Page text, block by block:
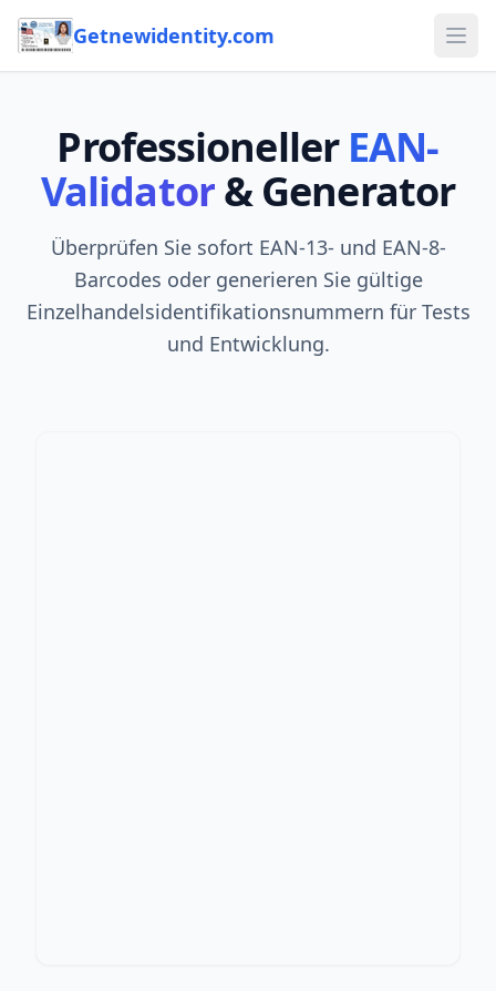
Getnewidentity.com
Professioneller EAN-
Validator& Generator
Überprüfen Sie sofort EAN-13- und EAN-8-
Barcodes oder generieren Sie gültige
Einzelhandelsidentifikationsnummern für Tests
und Entwicklung.